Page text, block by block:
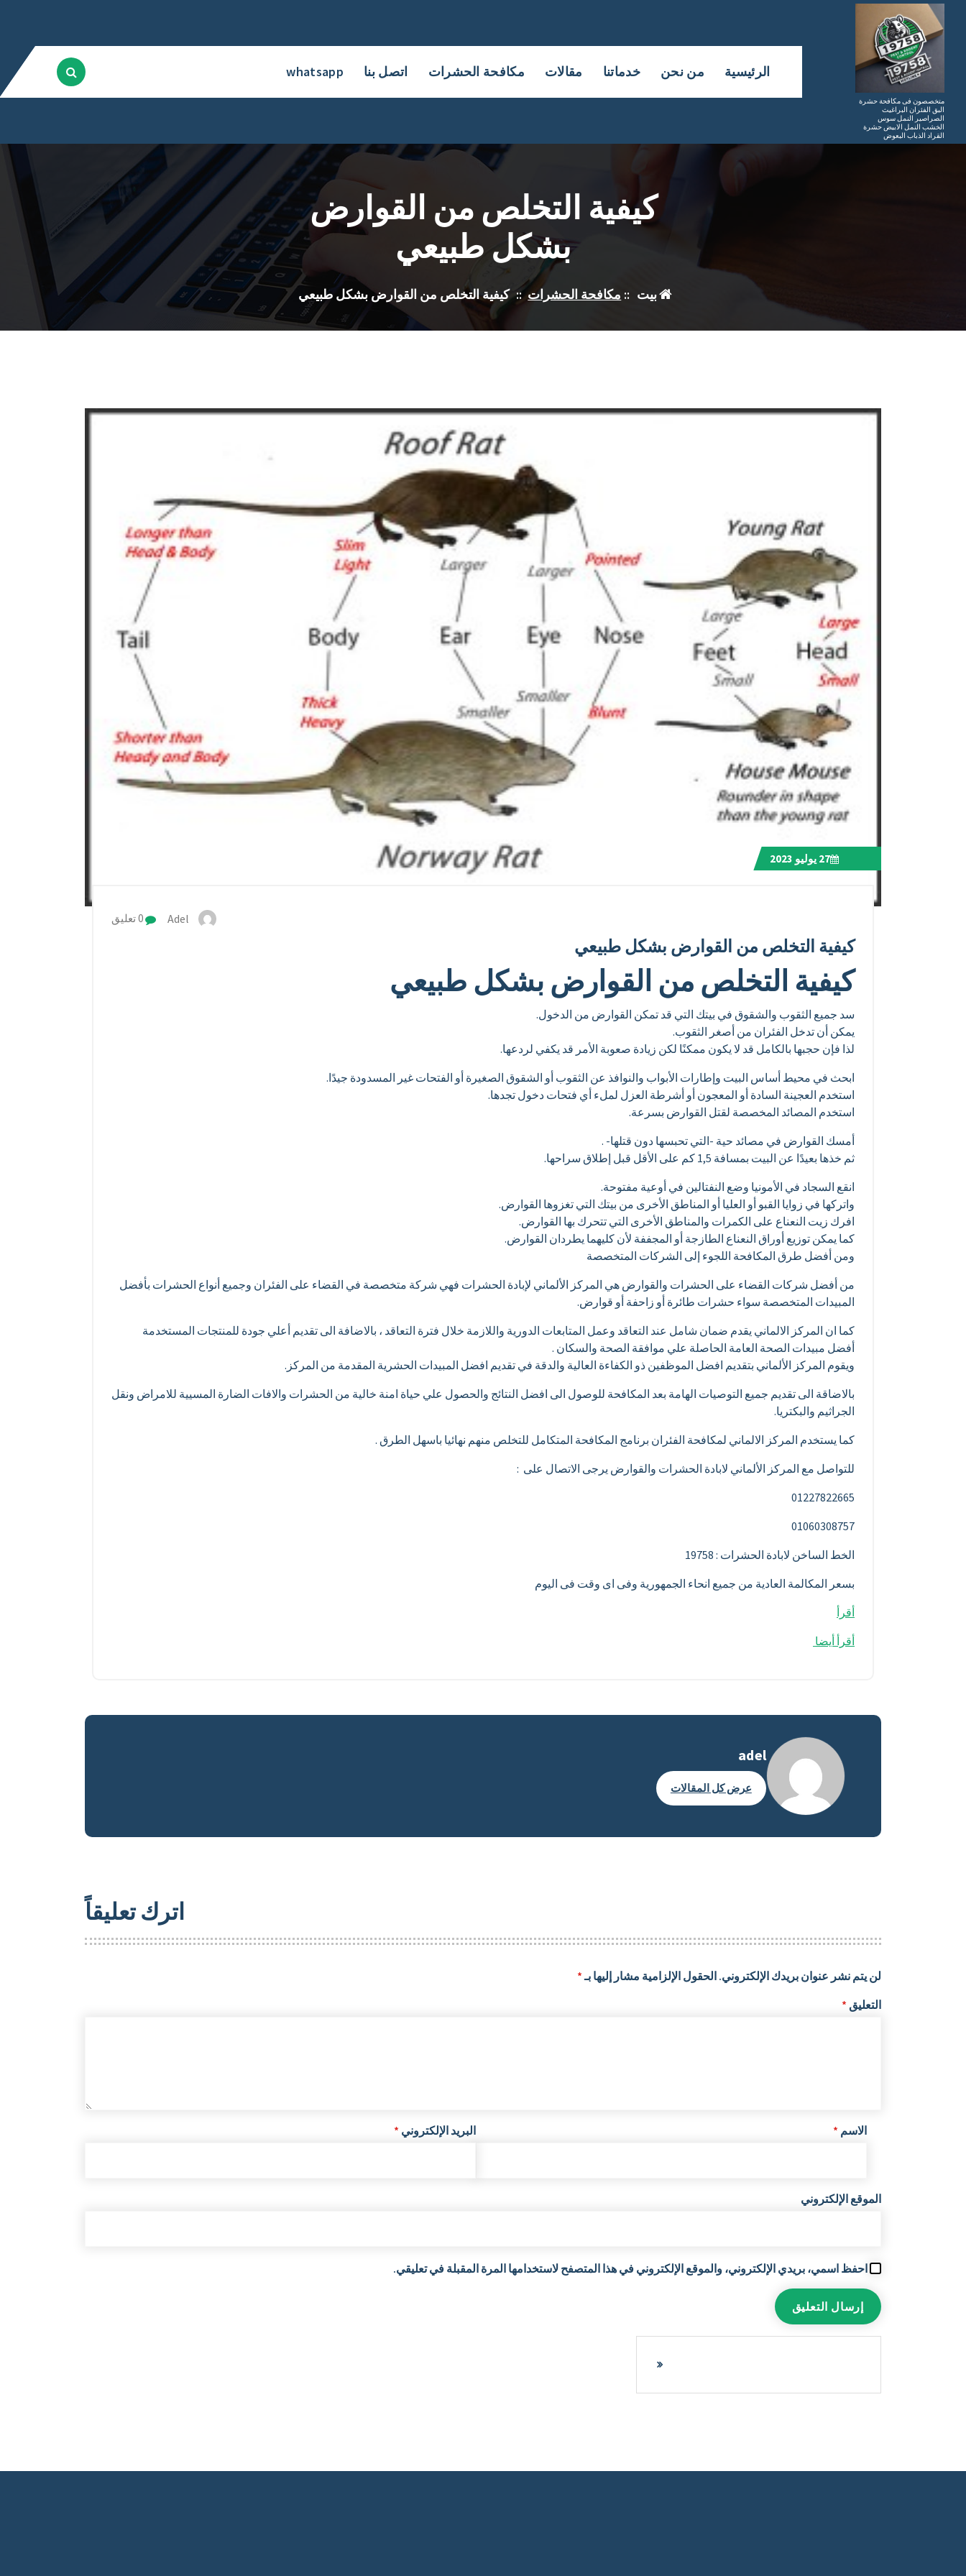
التجاوز
المحتوى
متخصصون فى مكافحة حشرة
البق الفئران البراغيث
الصراصير النمل سوس
الخشب النمل الابيض حشرة
القراد الذباب البعوض
الرئيسية من نحن خدماتنا مقالات مكافحة الحشرات اتصل بنا whatsapp
كيفية التخلص من القوارض
بشكل طبيعي
بيت :: مكافحة الحشرات:: كيفية التخلص من القوارض بشكل طبيعي
27 يوليو 2023
Adel
كيفية التخلص من القوارض بشكل طبيعي
كيفية التخلص من القوارض بشكل طبيعي
سد جميع الثقوب والشقوق في بيتك التي قد تمكن القوارض من الدخول.
يمكن أن تدخل الفئران من أصغر الثقوب.
لذا فإن حجبها بالكامل قد لا يكون ممكنًا لكن زيادة صعوبة الأمر قد يكفي لردعها.
ابحث في محيط أساس البيت وإطارات الأبواب والنوافذ عن الثقوب أو الشقوق الصغيرة أو الفتحات غير المسدودة جيدًا.
استخدم العجينة السادة أو المعجون أو أشرطة العزل لملء أي فتحات دخول تجدها.
استخدم المصائد المخصصة لقتل القوارض بسرعة.
أمسك القوارض في مصائد حية -التي تحبسها دون قتلها- .
ثم خذها بعيدًا عن البيت بمسافة 1,5 كم على الأقل قبل إطلاق سراحها.
انقع السجاد في الأمونيا وضع النفتالين في أوعية مفتوحة.
واتركها في زوايا القبو أو العليا أو المناطق الأخرى من بيتك التي تغزوها القوارض.
افرك زيت النعناع على الكمرات والمناطق الأخرى التي تتحرك بها القوارض.
كما يمكن توزيع أوراق النعناع الطازجة أو المجففة لأن كليهما يطردان القوارض.
ومن أفضل طرق المكافحة اللجوء إلى الشركات المتخصصة
من أفضل شركات القضاء على الحشرات والقوارض هي المركز الألماني لإبادة الحشرات فهي شركة متخصصة في القضاء على الفئران وجميع أنواع الحشرات بأفضل
المبيدات المتخصصة سواء حشرات طائرة أو زاحفة أو قوارض.
كما ان المركز الالماني يقدم ضمان شامل عند التعاقد وعمل المتابعات الدورية واللازمة خلال فترة التعاقد ، بالاضافة الى تقديم أعلي جودة للمنتجات المستخدمة
أفضل مبيدات الصحة العامة الحاصلة علي موافقة الصحة والسكان .
ويقوم المركز الألماني بتقديم افضل الموظفين ذو الكفاءة العالية والدقة في تقديم افضل المبيدات الحشرية المقدمة من المركز.
بالاضاقة الى تقديم جميع التوصيات الهامة بعد المكافحة للوصول الى افضل النتائج والحصول علي حياة امنة خالية من الحشرات والافات الضارة المسيية للامراض ونقل
الجراثيم والبكتريا.
كما يستخدم المركز الالماني لمكافحة الفئران برنامج المكافحة المتكامل للتخلص منهم نهائيا باسهل الطرق .
للتواصل مع المركز الألماني لابادة الحشرات والقوارض يرجى الاتصال على :
01227822665
01060308757
الخط الساخن لابادة الحشرات : 19758
بسعر المكالمة العادية من جميع انحاء الجمهورية وفى اى وقت فى اليوم
أقرأ
أقرأ أيضا
adel
عرض كل المقالات
اترك تعليقاً
لن يتم نشر عنوان بريدك الإلكتروني. الحقول الإلزامية مشار إليها بـ*
التعليق *
الاسم * البريد الإلكتروني *
الموقع الإلكتروني
احفظ اسمي، بريدي الإلكتروني، والموقع الإلكتروني في هذا المتصفح لاستخدامها المرة المقبلة في تعليقي.